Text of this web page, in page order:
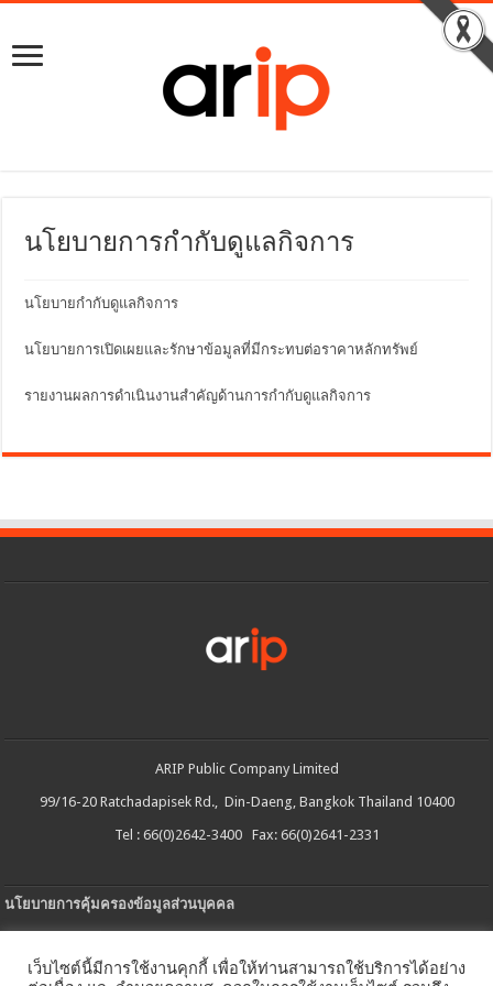
นโยบายการกำกับดูแลกิจการ
นโยบายกำกับดูแลกิจการ
นโยบายการเปิดเผยและรักษาข้อมูลที่มีกระทบต่อราคาหลักทรัพย์
รายงานผลการดําเนินงานสําคัญด้านการกํากับดูแลกิจการ
ARIP Public Company Limited
99/16-20 Ratchadapisek Rd., Din-Daeng, Bangkok Thailand 10400
Tel : 66(0)2642-3400 Fax: 66(0)2641-2331
นโยบายการคุ้มครองข้อมูลส่วนบุคคล
นโยบายการใช้คกกี้
เว็บไซต์นี้มีการใช้งานคุกกี้ เพื่อให้ท่านสามารถใช้บริการได้อย่าง